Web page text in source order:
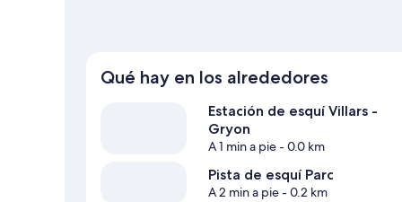
Qué hay en los alrededores
Estación de esquí Villars -
Gryon
A 1 min a pie- 0.0 km
Pista de esquí Parc
A 2 min a pie- 0.2 km